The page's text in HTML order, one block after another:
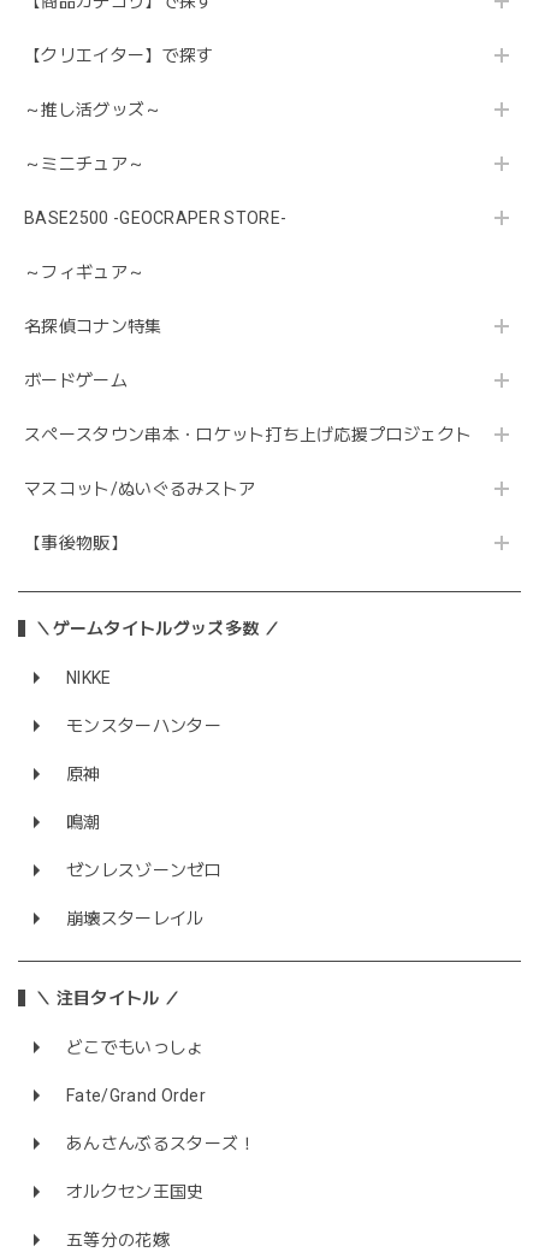
【クリエイター】で探す
～推し活グッズ～
～ミニチュア～
BASE2500 -GEOCRAPER STORE-
～フィギュア～
名探偵コナン特集
ボードゲーム
スペースタウン串本・ロケット打ち上げ応援プロジェクト
マスコット/ぬいぐるみストア
【事後物販】
＼ゲームタイトルグッズ多数 ／
NIKKE
モンスターハンター
原神
鳴潮
ゼンレスゾーンゼロ
崩壊スターレイル
＼ 注目タイトル ／
どこでもいっしょ
Fate/Grand Order
あんさんぶるスターズ！
オルクセン王国史
五等分の花嫁